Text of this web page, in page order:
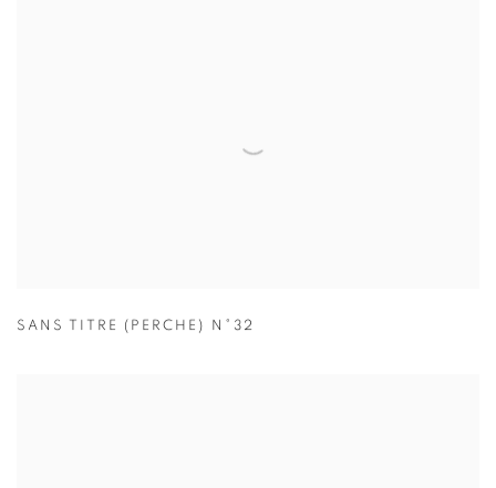
SANS TITRE (PERCHE) N°32